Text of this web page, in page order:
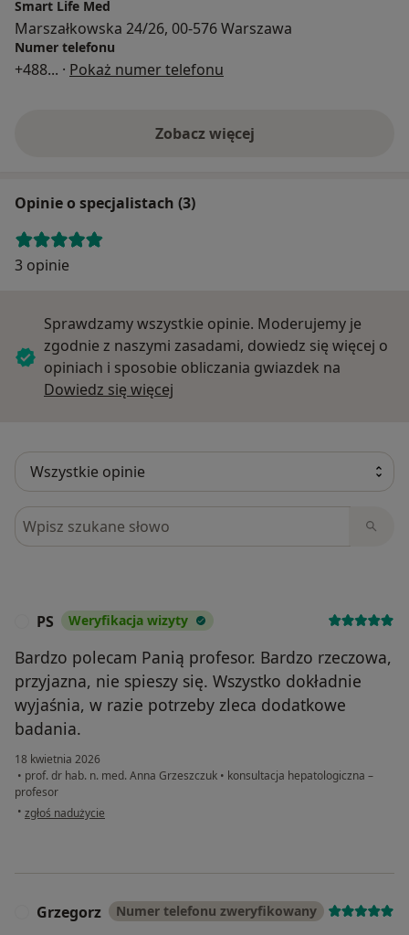
Smart Life Med
Marszałkowska 24/26, 00-576 Warszawa
Numer telefonu
+488... · Pokaż numer telefonu
Zobacz więcej
Opinie o specjalistach (3)
3 opinie
Sprawdzamy wszystkie opinie. Moderujemy je
zgodnie z naszymi zasadami, dowiedz się więcej o
opiniach i sposobie obliczania gwiazdek na
Dowiedz się więcej
Szukaj w opiniach
PS Weryfikacja wizyty
Bardzo polecam Panią profesor. Bardzo rzeczowa,
przyjazna, nie spieszy się. Wszystko dokładnie
wyjaśnia, w razie potrzeby zleca dodatkowe
badania.
18 kwietnia 2026
• prof. dr hab. n. med. Anna Grzeszczuk • konsultacja hepatologiczna –
profesor
• w opinii użytkownika PS
zgłoś nadużycie
Grzegorz Numer telefonu zweryfikowany